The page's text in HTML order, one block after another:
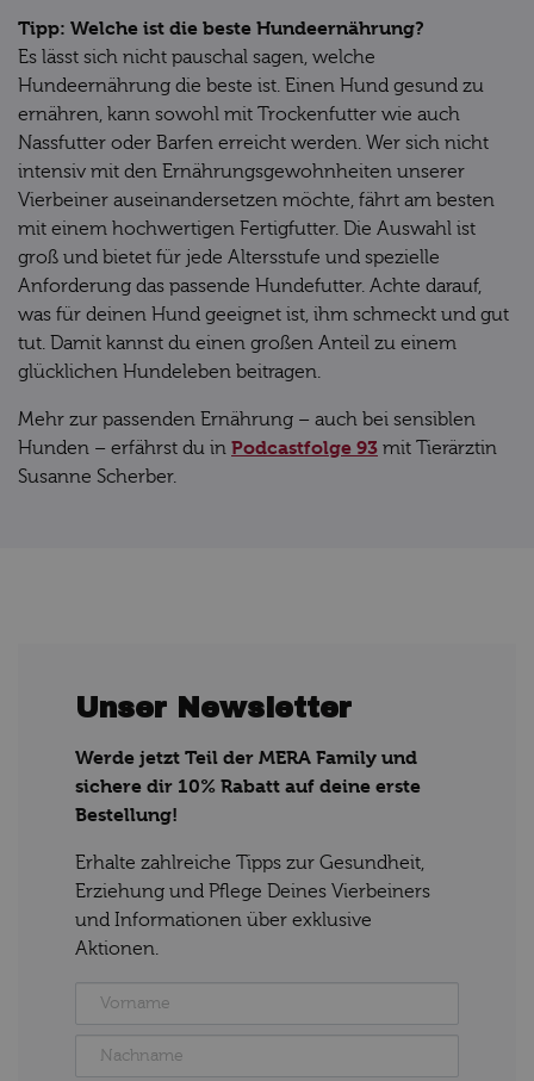
Tipp: Welche ist die beste Hundeernährung?
Es lässt sich nicht pauschal sagen, welche
Hundeernährung die beste ist. Einen Hund gesund zu
ernähren, kann sowohl mit Trockenfutter wie auch
Nassfutter oder Barfen erreicht werden. Wer sich nicht
intensiv mit den Ernährungsgewohnheiten unserer
Vierbeiner auseinandersetzen möchte, fährt am besten
mit einem hochwertigen Fertigfutter. Die Auswahl ist
groß und bietet für jede Altersstufe und spezielle
Anforderung das passende Hundefutter. Achte darauf,
was für deinen Hund geeignet ist, ihm schmeckt und gut
tut. Damit kannst du einen großen Anteil zu einem
glücklichen Hundeleben beitragen.
Mehr zur passenden Ernährung – auch bei sensiblen
Hunden – erfährst du in Podcastfolge 93 mit Tierärztin
Susanne Scherber.
Unser Newsletter
Werde jetzt Teil der MERA Family und
sichere dir 10% Rabatt auf deine erste
Bestellung!
Erhalte zahlreiche Tipps zur Gesundheit,
Erziehung und Pflege Deines Vierbeiners
und Informationen über exklusive
Aktionen.